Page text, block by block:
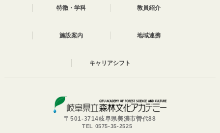
特徴・学科 教員紹介
施設案内 地域連携
キャリアシフト
〒501-3714岐阜県美濃市曽代88
TEL 0575-35-2525